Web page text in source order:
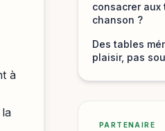
à
consacrer aux
chanson ?
Des tables
plaisir, pas
PARTENAIRE